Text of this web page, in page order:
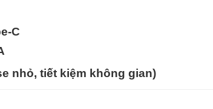
C
nhỏ, tiết kiệm không gian)